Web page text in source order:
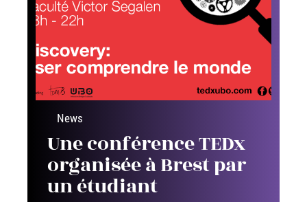
News
Une conférence TEDx
organisée à Brest par
un étudiant